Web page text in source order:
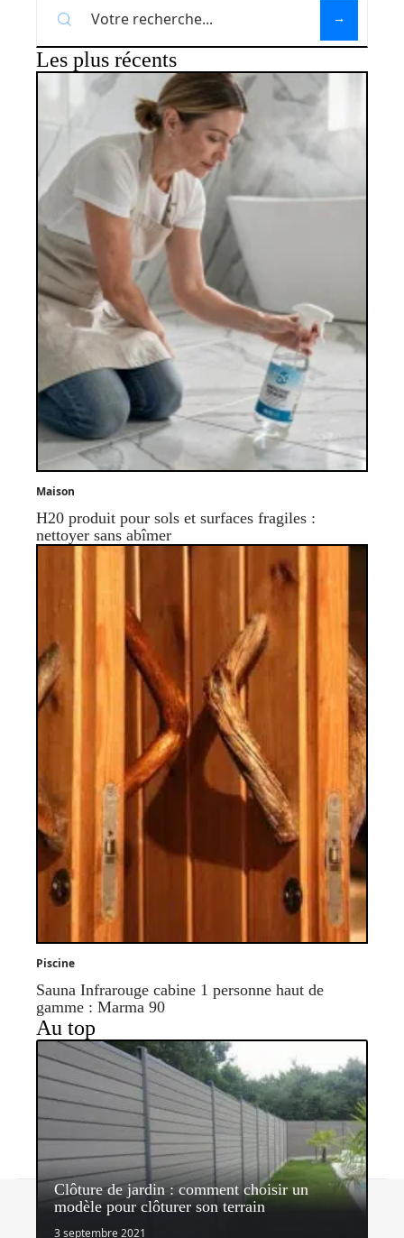
Les plus récents
Maison
H20 produit pour sols et surfaces fragiles :
nettoyer sans abîmer
Piscine
Sauna Infrarouge cabine 1 personne haut de
gamme : Marma 90
Au top
Clôture de jardin : comment choisir un
modèle pour clôturer son terrain
3 septembre 2021© 2026 | quipeutlefaire.fr
Contact Mentions légales Sitemap